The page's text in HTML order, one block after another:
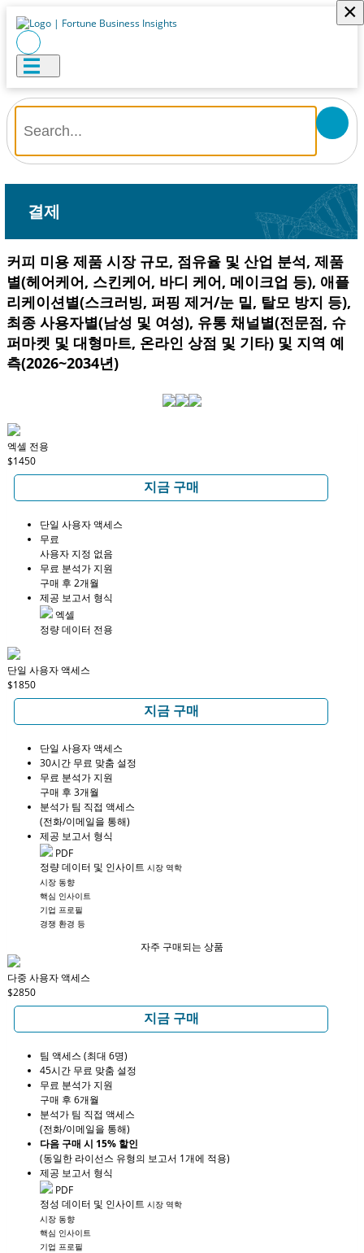
×
결제
커피 미용 제품 시장 규모, 점유율 및 산업 분석, 제품
별(헤어케어, 스킨케어, 바디 케어, 메이크업 등), 애플
리케이션별(스크러빙, 퍼핑 제거/눈 밑, 탈모 방지 등),
최종 사용자별(남성 및 여성), 유통 채널별(전문점, 슈
퍼마켓 및 대형마트, 온라인 상점 및 기타) 및 지역 예
측(2026~2034년)
엑셀 전용
$1450
지금 구매
단일 사용자 액세스
무료
사용자 지정 없음
무료 분석가 지원
구매 후 2개월
제공 보고서 형식
엑셀
정량 데이터 전용
단일 사용자 액세스
$1850
지금 구매
단일 사용자 액세스
30시간 무료 맞춤 설정
무료 분석가 지원
구매 후 3개월
분석가 팀 직접 액세스
(전화/이메일을 통해)
제공 보고서 형식
PDF
정량 데이터 및 인사이트 시장 역학
시장 동향
핵심 인사이트
기업 프로필
경쟁 환경 등
자주 구매되는 상품
다중 사용자 액세스
$2850
지금 구매
팀 액세스 (최대 6명)
45시간 무료 맞춤 설정
무료 분석가 지원
구매 후 6개월
분석가 팀 직접 액세스
(전화/이메일을 통해)
다음 구매 시 15% 할인
(동일한 라이선스 유형의 보고서 1개에 적용)
제공 보고서 형식
PDF
정성 데이터 및 인사이트 시장 역학
시장 동향
핵심 인사이트
기업 프로필